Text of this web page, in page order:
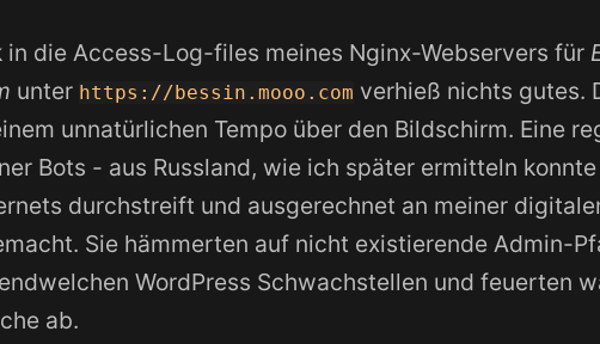
in die Access-Log-files meines Nginx-Webservers für
unter https://bessin.mooo.com verhieß nichts gutes.
unnatürlichen Tempo über den Bildschirm. Eine
Bots - aus Russland, wie ich später ermitteln
durchstreift und ausgerechnet an meiner
Sie hämmerten auf nicht existierende Admin-
WordPress Schwachstellen und feuerten
ab.